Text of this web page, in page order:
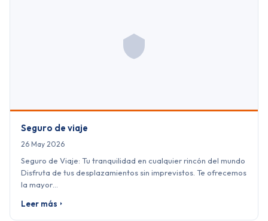
Seguro de viaje
26 May 2026
Seguro de Viaje: Tu tranquilidad en cualquier rincón del mundo
Disfruta de tus desplazamientos sin imprevistos. Te ofrecemos
la mayor…
Leer más